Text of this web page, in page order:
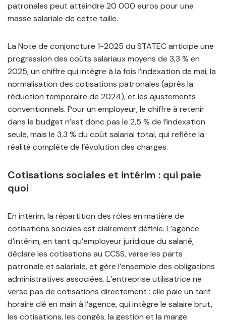
patronales peut atteindre 20 000 euros pour une
masse salariale de cette taille.
La Note de conjoncture 1-2025 du STATEC anticipe une
progression des coûts salariaux moyens de 3,3 % en
2025, un chiffre qui intègre à la fois l’indexation de mai, la
normalisation des cotisations patronales (après la
réduction temporaire de 2024), et les ajustements
conventionnels. Pour un employeur, le chiffre à retenir
dans le budget n’est donc pas le 2,5 % de l’indexation
seule, mais le 3,3 % du coût salarial total, qui reflète la
réalité complète de l’évolution des charges.
Cotisations sociales et intérim : qui paie
quoi
En intérim, la répartition des rôles en matière de
cotisations sociales est clairement définie. L’agence
d’intérim, en tant qu’employeur juridique du salarié,
déclare les cotisations au CCSS, verse les parts
patronale et salariale, et gère l’ensemble des obligations
administratives associées. L’entreprise utilisatrice ne
verse pas de cotisations directement : elle paie un tarif
horaire clé en main à l’agence, qui intègre le salaire brut,
les cotisations, les congés, la gestion et la marge.